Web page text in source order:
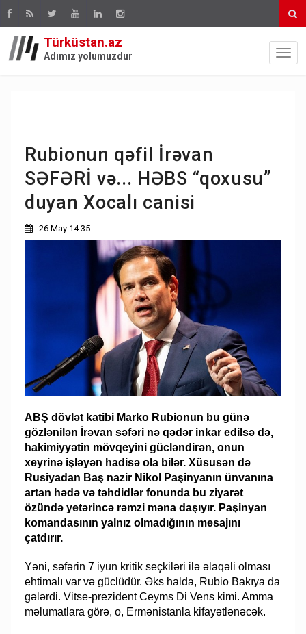
Türküstan.az
Adımız yolumuzdur
Rubionun qəfil İrəvan
SƏFƏRİ və... HƏBS “qoxusu”
duyan Xocalı canisi
26 May 14:35
ABŞ dövlət katibi Marko Rubionun bu günə
gözlənilən İrəvan səfəri nə qədər inkar edilsə də,
hakimiyyətin mövqeyini gücləndirən, onun
xeyrinə işləyən hadisə ola bilər. Xüsusən də
Rusiyadan Baş nazir Nikol Paşinyanın ünvanına
artan hədə və təhdidlər fonunda bu ziyarət
özündə yetərincə rəmzi məna daşıyır. Paşinyan
komandasının yalnız olmadığının mesajını
çatdırır.
Yəni, səfərin 7 iyun kritik seçkiləri ilə əlaqəli olması
ehtimalı var və güclüdür. Əks halda, Rubio Bakıya da
gələrdi. Vitse-prezident Ceyms Di Vens kimi. Amma
məlumatlara görə, o, Ermənistanla kifayətlənəcək.